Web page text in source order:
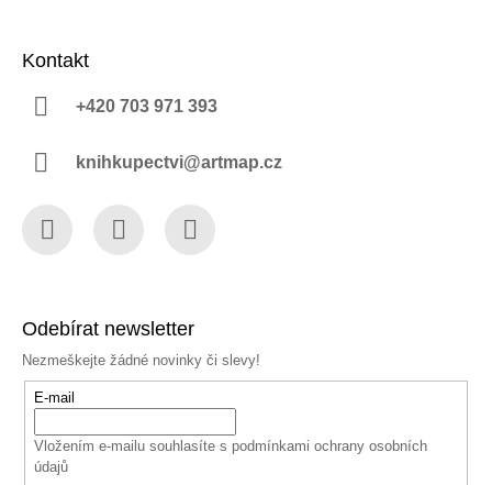
Kontakt
+420 703 971 393
knihkupectvi@artmap.cz
Odebírat newsletter
Nezmeškejte žádné novinky či slevy!
E-mail
Vložením e-mailu souhlasíte s podmínkami ochrany osobních
údajů